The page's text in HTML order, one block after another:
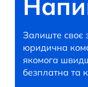
Залиште своє
юридична
якомога
безплатна та